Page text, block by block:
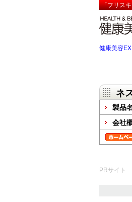
「フリス
健康美容
ネ
製品
会社
PRサイト